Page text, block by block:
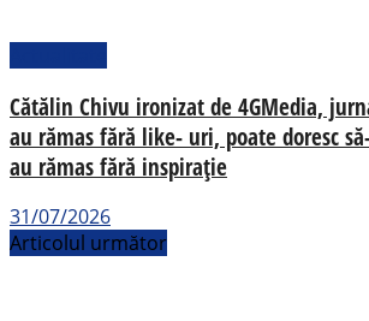
Cătălin Chivu ironizat de 4GMedia,
au rămas fără like- uri, poate doresc
au rămas fără inspirație
31/07/2026
Articolul următor